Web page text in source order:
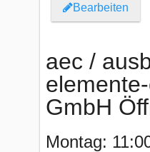
Bearbeiten
aec /
GmbH
Montag: